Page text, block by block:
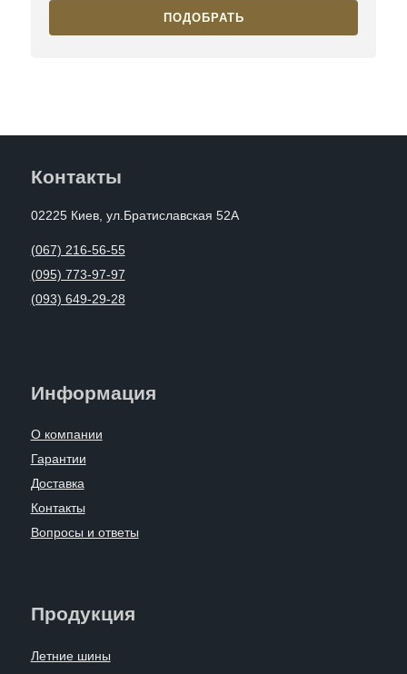
ПОДОБРАТЬ
Контакты
02225 Киев, ул.Братиславская 52А
(067) 216-56-55
(095) 773-97-97
(093) 649-29-28
Информация
О компании
Гарантии
Доставка
Контакты
Вопросы и ответы
Продукция
Летние шины